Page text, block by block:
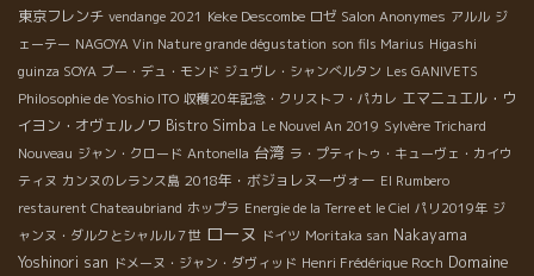
東京フレンチ vendange 2021 Keke Descombe ロゼ Salon Anonymes アルル ジ
ェーテー NAGOYA Vin Nature grande dégustation son fils Marius Higashi
guinza SOYA ブー・デュ・モンド ジュヴレ・シャンべルタン Les GANIVETS
Philosophie de Yoshio ITO 収穫20年記念・クリストフ・パカレ エマニュエル・ウ
イヨン・オヴェルノワ Bistro Simba Le Nouvel An 2019 Sylvère Trichard
Nouveau ジャン・クロード Antonella 台湾 ラ・プティトゥ・キューヴェ・カイウ
ティヌ カンヌのレランス島 2018年・ボジョレヌーヴォー El Rumbero
restaurent Chateaubriand ホップラ Energie de la Terre et le Ciel パリ2019年 ジ
ャンヌ・ダルクとシャルル７世 ローヌ ドイツ Moritaka san Nakayama
Yoshinori san ドメーヌ・ジャン・ダヴィッド Henri Frédérique Roch Domaine